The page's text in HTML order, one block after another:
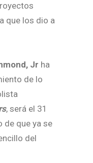
que los dio a
Jr ha
de lo
, será el 31
de que ya se
del